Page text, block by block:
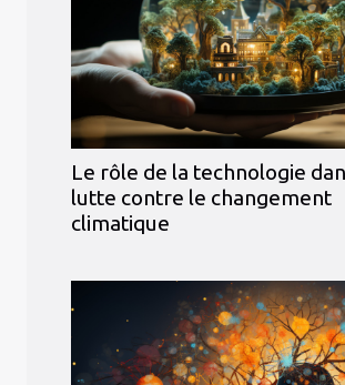
Le rôle de la technologie
lutte contre le changement
climatique